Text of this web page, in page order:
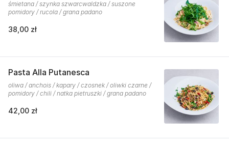
śmietana / szynka szwarcwaldzka / suszone
pomidory / rucola / grana padano
38,00 zł
Pasta Alla Putanesca
oliwa / anchois / kapary / czosnek / oliwki czarne /
pomidory / chili / natka pietruszki / grana padano
42,00 zł